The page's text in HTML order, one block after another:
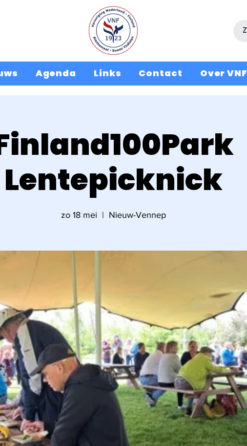
Lentepicknick
zo 18 mei
  |
Nieuw-Vennep
Agenda Links Contact Over VNF